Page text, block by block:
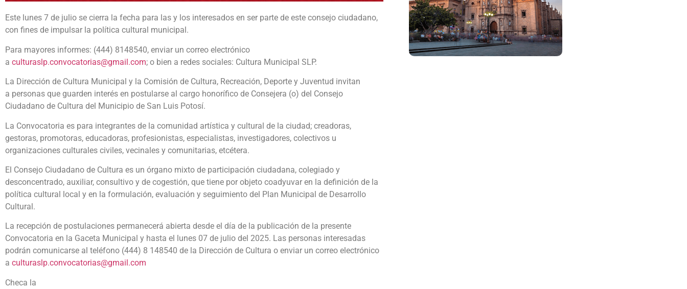
Este lunes 7 de julio se cierra la fecha para las y los interesados en ser parte de este consejo ciudadano,
con fines de impulsar la política cultural municipal.
Para mayores informes: (444) 8148540, enviar un correo electrónico
a culturaslp.convocatorias@gmail.com; o bien a redes sociales: Cultura Municipal SLP.
La Dirección de Cultura Municipal y la Comisión de Cultura, Recreación, Deporte y Juventud invitan
a personas que guarden interés en postularse al cargo honorífico de Consejera (o) del Consejo
Ciudadano de Cultura del Municipio de San Luis Potosí.
La Convocatoria es para integrantes de la comunidad artística y cultural de la ciudad; creadoras,
gestoras, promotoras, educadoras, profesionistas, especialistas, investigadores, colectivos u
organizaciones culturales civiles, vecinales y comunitarias, etcétera.
El Consejo Ciudadano de Cultura es un órgano mixto de participación ciudadana, colegiado y
desconcentrado, auxiliar, consultivo y de cogestión, que tiene por objeto coadyuvar en la definición de la
política cultural local y en la formulación, evaluación y seguimiento del Plan Municipal de Desarrollo
Cultural.
La recepción de postulaciones permanecerá abierta desde el día de la publicación de la presente
Convocatoria en la Gaceta Municipal y hasta el lunes 07 de julio del 2025. Las personas interesadas
podrán comunicarse al teléfono (444) 8 148540 de la Dirección de Cultura o enviar un correo electrónico
a culturaslp.convocatorias@gmail.com
Checa la